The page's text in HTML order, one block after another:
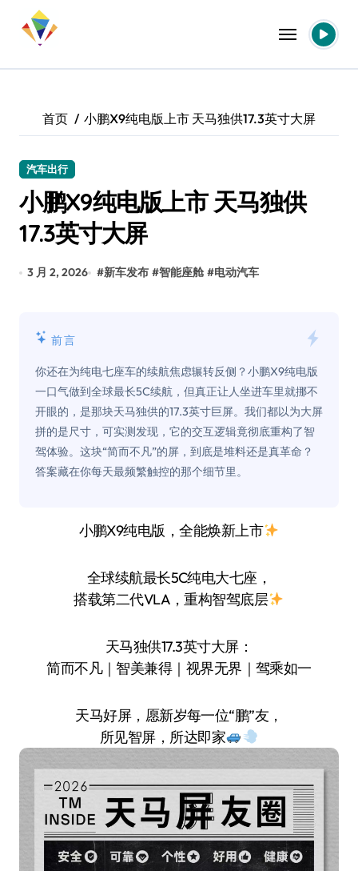
首页 小鹏X9纯电版上市 天马独供17.3英寸大屏
汽车出行
小鹏X9纯电版上市 天马独供
17.3英寸大屏
3 月 2, 2026 #新车发布 #智能座舱 #电动汽车
前言
你还在为纯电七座车的续航焦虑辗转反侧？小鹏X9纯电版
一口气做到全球最长5C续航，但真正让人坐进车里就挪不
开眼的，是那块天马独供的17.3英寸巨屏。我们都以为大屏
拼的是尺寸，可实测发现，它的交互逻辑竟彻底重构了智
驾体验。这块“简而不凡”的屏，到底是堆料还是真革命？
答案藏在你每天最频繁触控的那个细节里。
小鹏X9纯电版，全能焕新上市
全球续航最长5C纯电大七座，
搭载第二代VLA，重构智驾底层
天马独供17.3英寸大屏：
简而不凡｜智美兼得｜视界无界｜驾乘如一
天马好屏，愿新岁每一位“鹏”友，
所见智屏，所达即家